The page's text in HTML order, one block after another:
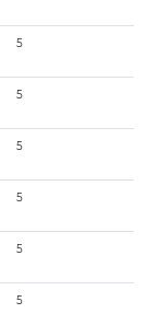
5
5
5
5
5
5